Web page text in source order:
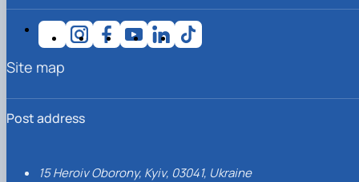
Post address
15 Heroiv Oborony, Kyiv, 03041, Ukraine
Site map